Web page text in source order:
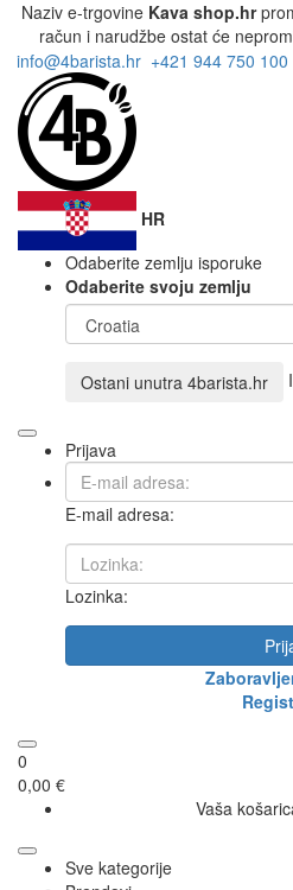
Naziv e-trgovine Kava shop.hr
račun i narudžbe ostat će
info@4barista.hr +421 944 750 100
HR
Odaberite zemlju isporuke
Odaberite svoju zemlju
Ostani unutra 4barista.hr
Prijava
E-mail adresa:
Lozinka:
0
0,00 €
Vaša
Sve kategorije